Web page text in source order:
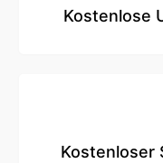
Kostenlose
Kostenloser